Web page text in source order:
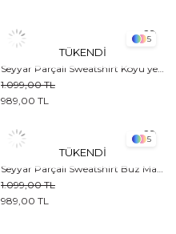
TÜKENDI
5
989,00 TL
1.099,00 TL
TÜKENDI
5
989,00 TL
1.099,00 TL